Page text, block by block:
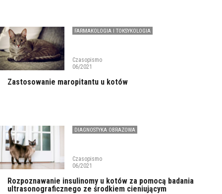
FARMAKOLOGIA I TOKSYKOLOGIA
Czasopismo
06/2021
Zastosowanie maropitantu u kotów
DIAGNOSTYKA OBRAZOWA
Czasopismo
06/2021
Rozpoznawanie insulinomy u kotów za pomocą badania
ultrasonograficznego ze środkiem cieniującym